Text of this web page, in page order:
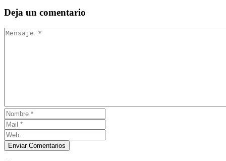
Deja un comentario
Enviar Comentarios